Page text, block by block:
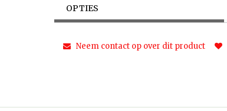
OPTIES
Neem contact op over dit product